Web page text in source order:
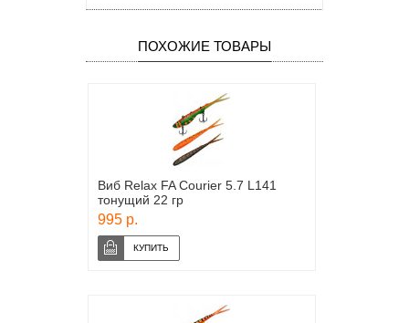
ПОХОЖИЕ ТОВАРЫ
Виб Relax FA Courier 5.7 L141
тонущий 22 гр
995 р.